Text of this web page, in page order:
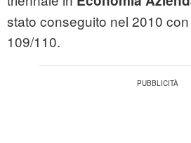
stato conseguito nel 2010
109/110.